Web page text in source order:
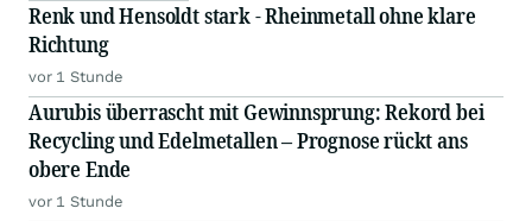
Renk und Hensoldt stark - Rheinmetall ohne klare
Richtung
vor 1 Stunde
Aurubis überrascht mit Gewinnsprung: Rekord bei
Recycling und Edelmetallen – Prognose rückt ans
obere Ende
vor 1 Stunde